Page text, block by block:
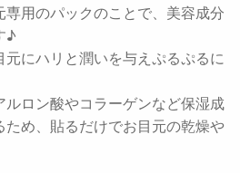
用のパックのことで、美容成分
♪
にハリと潤いを与えぷるぷるに
ルロン酸やコラーゲンなど保湿成
め、貼るだけでお目元の乾燥や